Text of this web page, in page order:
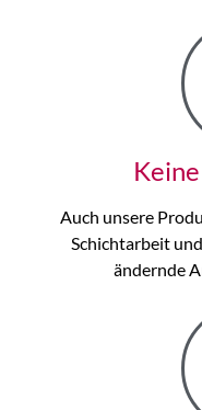
Auch unsere
Schichtarbeit
ändernde